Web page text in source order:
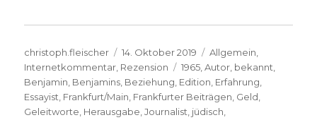
Autor
christoph.fleischer
Veröffentlicht
am
14. Oktober 2019 Kategorien
Allgemein
Internetkommentar Rezension Schlagwörter
1965 ,Autor bekannt
Benjamin Benjamins Beziehung Edition Erfahrung
Essayist Frankfurt/Main Frankfurter Beiträgen Geld
Geleitworte Herausgabe ,Journalist jüdisch